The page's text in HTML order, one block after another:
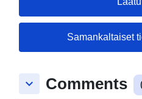
Samankaltaiset
keyboard_arrow_down Comments